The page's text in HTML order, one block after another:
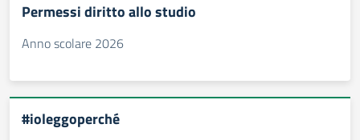
Permessi diritto allo studio
Anno scolare 2026
#ioleggoperché